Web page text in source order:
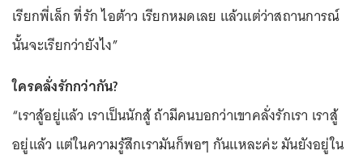
เรียกพี่เล็ก ที่รัก ไอต้าว เรียกหมดเลย แล้วแต่ว่าสถานการณ์
นั้นจะเรียกว่ายังไง”
ใครคลั่งรักกว่ากัน?
“เราสู้อยู่แล้ว เราเป็นนักสู้ ถ้ามีคนบอกว่าเขาคลั่งรักเรา เราสู้
อยู่แล้ว แต่ในความรู้สึกเรามันก็พอๆ กันแหละค่ะ มันยังอยู่ใน